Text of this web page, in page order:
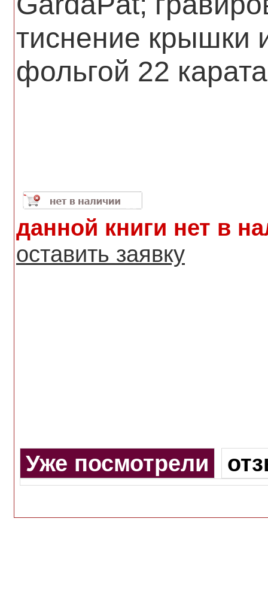
тиснение крышки
фольгой 22
данной книги нет в
оставить заявку
Уже посмотрели